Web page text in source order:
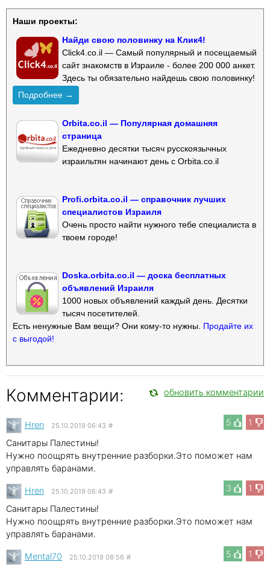
Наши проекты:
Найди свою половинку на Клик4!
Click4.co.il — Самый популярный и посещаемый
сайт знакомств в Израиле - более 200 000 анкет.
Здесь ты обязательно найдешь свою половинку!
Подробнее →
Orbita.co.il — Популярная домашняя
страница
Ежедневно десятки тысяч русскоязычных
израильтян начинают день с Orbita.co.il
Profi.orbita.co.il — справочник лучших
специалистов Израиля
Очень просто найти нужного тебе специалиста в
твоем городе!
Doska.orbita.co.il — доска бесплатных
объявлений Израиля
1000 новых объявлений каждый день. Десятки
тысяч посетителей.
Есть ненужные Вам вещи? Они кому-то нужны. Продайте их
с выгодой!
Комментарии: обновить комментарии
5 1
Hren 25.10.2019 06:43 #
Санитары Палестины!
Нужно поощрять внутренние разборки.Это поможет нам
управлять баранами.
3
1
Hren 25.10.2019 06:43 #
Санитары Палестины!
Нужно поощрять внутренние разборки.Это поможет нам
управлять баранами.
5
1
Mental70 25.10.2019 08:56 #